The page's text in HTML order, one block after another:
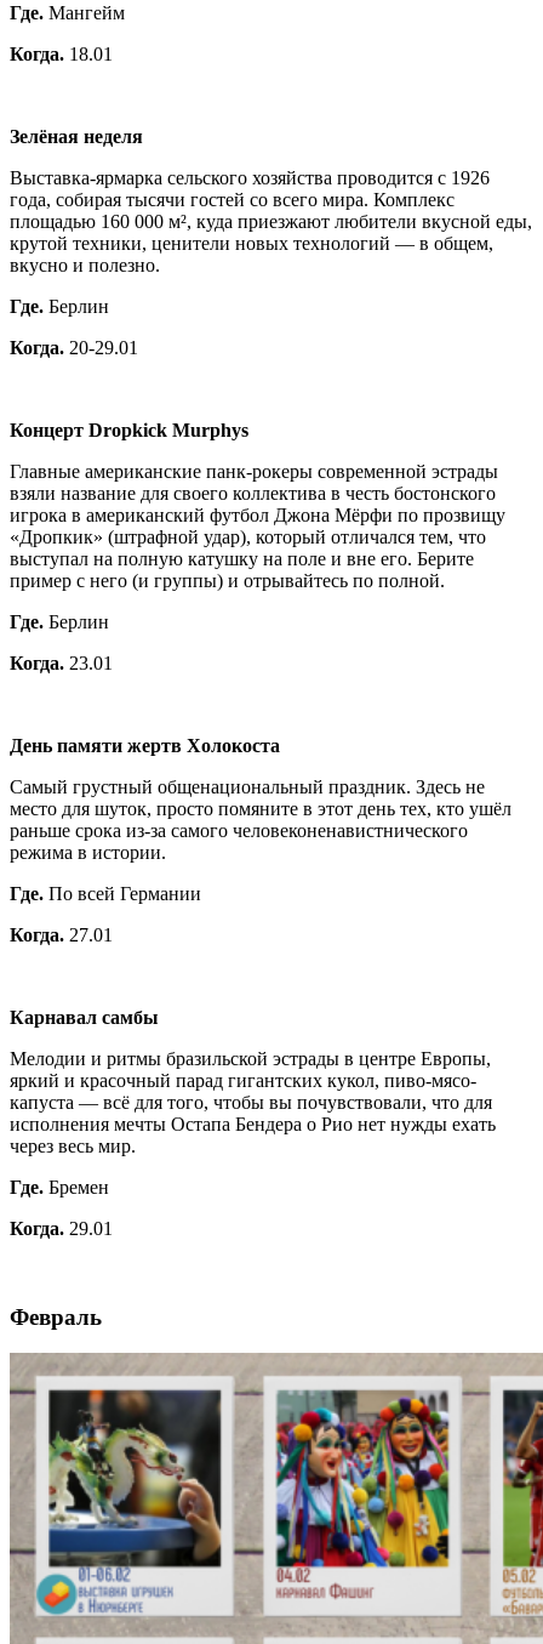
Где. Мангейм
Когда. 18.01
Зелёная неделя
Выставка-ярмарка сельского хозяйства проводится с 1926
года, собирая тысячи гостей со всего мира. Комплекс
площадью 160 000 м², куда приезжают любители вкусной еды,
крутой техники, ценители новых технологий — в общем,
вкусно и полезно.
Где. Берлин
Когда. 20-29.01
Концерт Dropkick Murphys
Главные американские панк-рокеры современной эстрады
взяли название для своего коллектива в честь бостонского
игрока в американский футбол Джона Мёрфи по прозвищу
«Дропкик» (штрафной удар), который отличался тем, что
выступал на полную катушку на поле и вне его. Берите
пример с него (и группы) и отрывайтесь по полной.
Где. Берлин
Когда. 23.01
День памяти жертв Холокоста
Самый грустный общенациональный праздник. Здесь не
место для шуток, просто помяните в этот день тех, кто ушёл
раньше срока из-за самого человеконенавистнического
режима в истории.
Где. По всей Германии
Когда. 27.01
Карнавал самбы
Мелодии и ритмы бразильской эстрады в центре Европы,
яркий и красочный парад гигантских кукол, пиво-мясо-
капуста — всё для того, чтобы вы почувствовали, что для
исполнения мечты Остапа Бендера о Рио нет нужды ехать
через весь мир.
Где. Бремен
Когда. 29.01
Февраль